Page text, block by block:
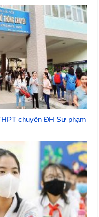
chuyên ĐH Sư phạm